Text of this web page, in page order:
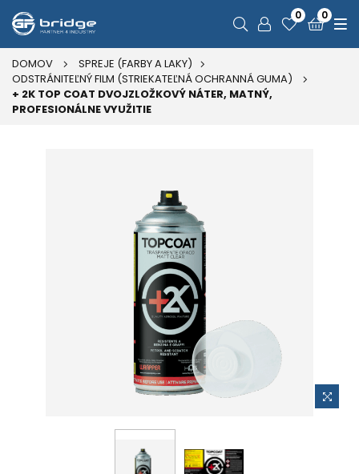
0 0
DOMOV
SPREJE (FARBY A LAKY)
ODSTRÁNITEĽNÝ FILM (STRIEKATEĽNÁ OCHRANNÁ GUMA)
+ 2K TOP COAT DVOJZLOŽKOVÝ NÁTER, MATNÝ,
PROFESIONÁLNE VYUŽITIE